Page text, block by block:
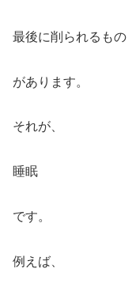
最後に削られるもの
があります。
それが、
睡眠
です。
例えば、